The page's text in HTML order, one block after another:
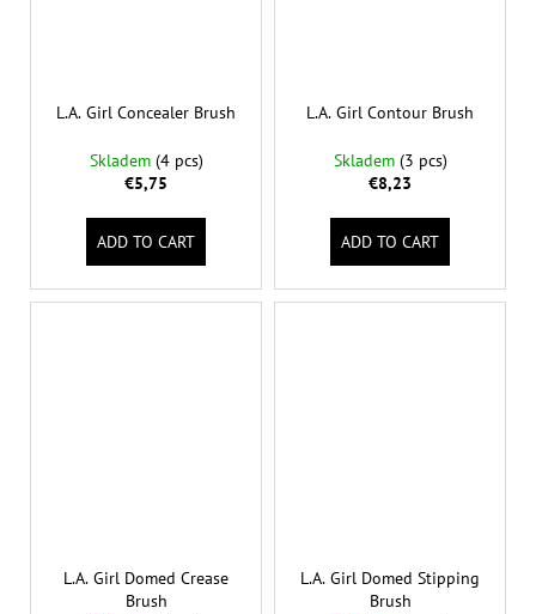
L.A. Girl Concealer Brush
Skladem (4 pcs)
€5,75
ADD TO CART
L.A. Girl Contour Brush
Skladem (3 pcs)
€8,23
ADD TO CART
L.A. Girl Domed Crease
Brush
L.A. Girl Domed Stipping
Brush